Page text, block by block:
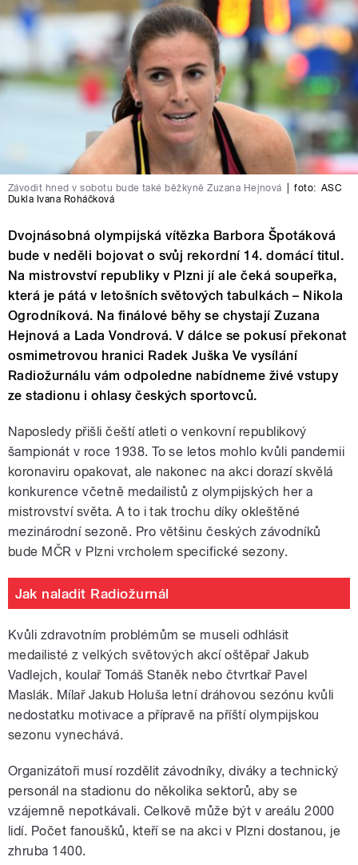
Závodit hned v sobotu bude také běžkyně Zuzana Hejnová foto: ASC
Dukla Ivana Roháčková
Dvojnásobná olympijská vítězka Barbora Špotáková
bude v neděli bojovat o svůj rekordní 14. domácí titul.
Na mistrovství republiky v Plzni jí ale čeká soupeřka,
která je pátá v letošních světových tabulkách – Nikola
Ogrodníková. Na finálové běhy se chystají Zuzana
Hejnová a Lada Vondrová. V dálce se pokusí překonat
osmimetrovou hranici Radek Juška Ve vysílání
Radiožurnálu vám odpoledne nabídneme živé vstupy
ze stadionu i ohlasy českých sportovců.
Naposledy přišli čeští atleti o venkovní republikový
šampionát v roce 1938. To se letos mohlo kvůli pandemii
koronaviru opakovat, ale nakonec na akci dorazí skvělá
konkurence včetně medailistů z olympijských her a
mistrovství světa. A to i tak trochu díky okleštěné
mezinárodní sezoně. Pro většinu českých závodníků
bude MČR v Plzni vrcholem specifické sezony.
Jak naladit Radiožurnál
Kvůli zdravotním problémům se museli odhlásit
medailisté z velkých světových akcí oštěpař Jakub
Vadlejch, koulař Tomáš Staněk nebo čtvrtkař Pavel
Maslák. Mílař Jakub Holuša letní dráhovou sezónu kvůli
nedostatku motivace a přípravě na příští olympijskou
sezonu vynechává.
Organizátoři musí rozdělit závodníky, diváky a technický
personál na stadionu do několika sektorů, aby se
vzájemně nepotkávali. Celkově může být v areálu 2000
lidí. Počet fanoušků, kteří se na akci v Plzni dostanou, je
zhruba 1400.